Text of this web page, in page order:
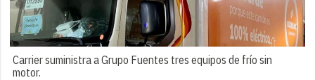
Carrier suministra a Grupo Fuentes tres equipos de frío sin
motor.